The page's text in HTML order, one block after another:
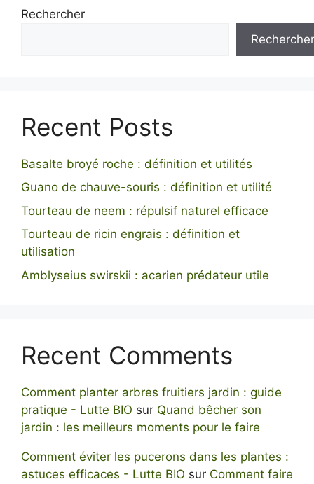
Rechercher
Rechercher
Recent Posts
Basalte broyé roche : définition et utilités
Guano de chauve-souris : définition et utilité
Tourteau de neem : répulsif naturel efficace
Tourteau de ricin engrais : définition et
utilisation
Amblyseius swirskii : acarien prédateur utile
Recent Comments
Comment planter arbres fruitiers jardin : guide
pratique - Lutte BIO sur Quand bêcher son
jardin : les meilleurs moments pour le faire
Comment éviter les pucerons dans les plantes :
astuces efficaces - Lutte BIO sur Comment faire